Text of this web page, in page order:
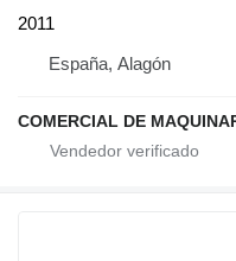
2011
España, Alagón
COMERCIAL DE